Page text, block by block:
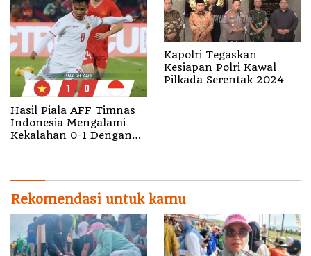
Hasil Piala AFF Timnas
Indonesia Mengalami
Kekalahan 0-1 Dengan
Kapolri Tegaskan
Kesiapan Polri Kawal
Pilkada Serentak 2024
Rekomendasi untuk kamu